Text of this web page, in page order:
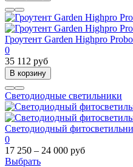
Гроутент Garden Highpro
0
35 112 руб
В корзину
Светодиодные светильники
Cветодиодный
0
17 250 – 24 000 руб
Выбрать